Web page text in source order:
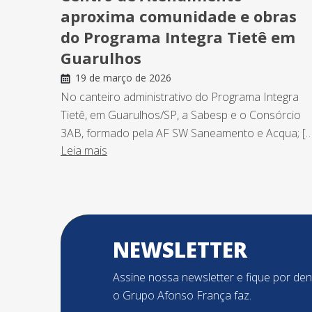
aproxima comunidade e obras
do Programa Integra Tietê em
Guarulhos
19 de março de 2026
No canteiro administrativo do Programa Integra
Tietê, em Guarulhos/SP, a Sabesp e o Consórcio
3AB, formado pela AF SW Saneamento e Acqua;
Leia mais
NEWSLETTER
Assine nossa newsletter e fique por
o Grupo Afonso França faz.